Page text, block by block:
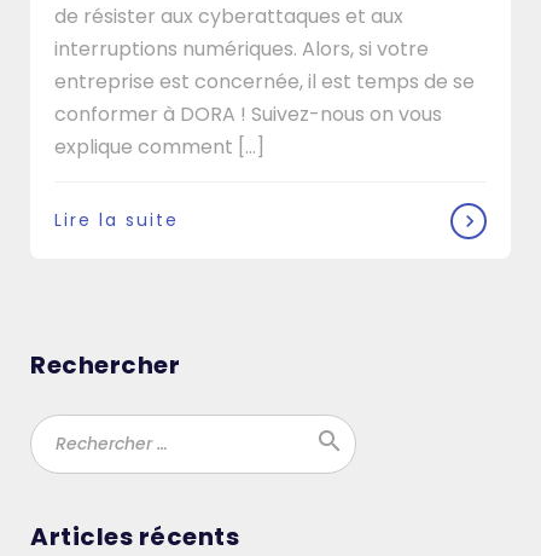
de résister aux cyberattaques et aux
interruptions numériques. Alors, si votre
entreprise est concernée, il est temps de se
conformer à DORA ! Suivez-nous on vous
explique comment […]
Lire la suite
Rechercher
search
Ok
Articles récents